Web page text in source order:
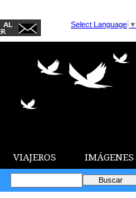
Select Language ▼
VIAJEROS IMÁGENES